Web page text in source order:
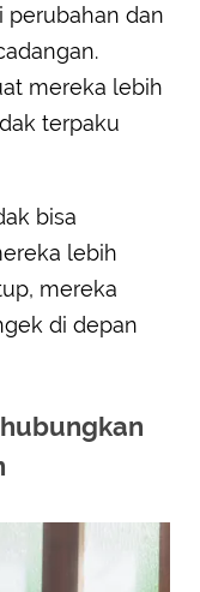
perubahan dan
mereka lebih
terpaku
bisa
lebih
mereka
di depan